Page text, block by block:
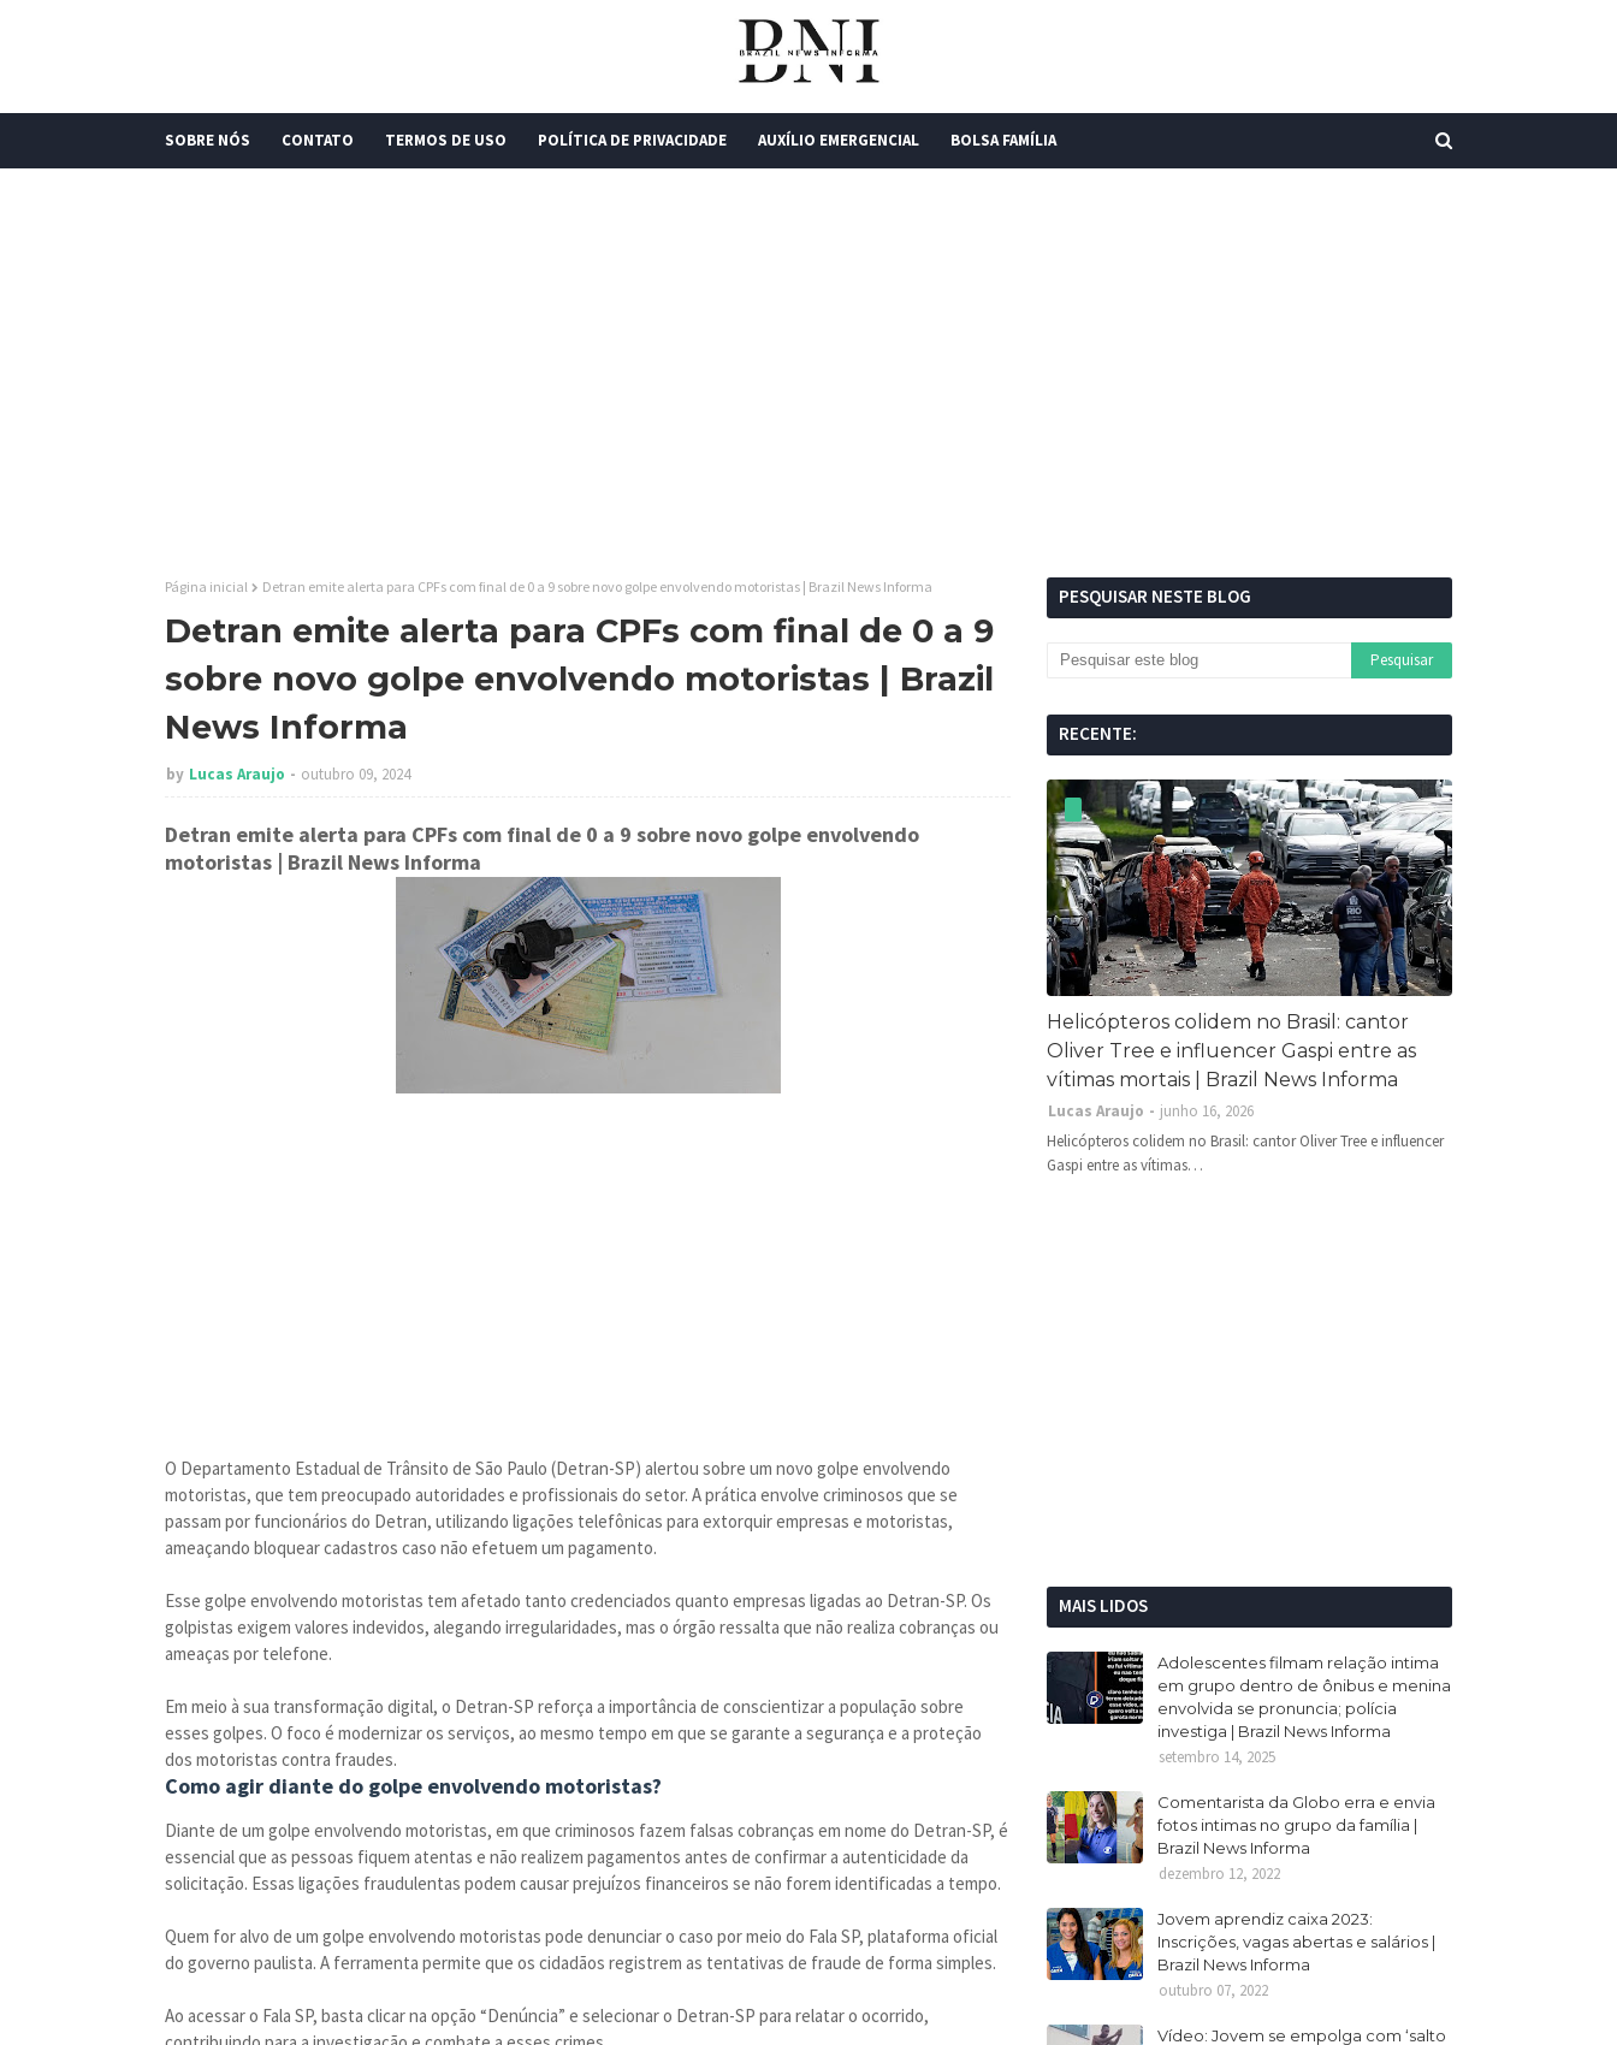
SOBRE NÓS CONTATO TERMOS DE USO POLÍTICA DE PRIVACIDADE AUXÍLIO EMERGENCIAL BOLSA FAMÍLIA
Página inicial Detran emite alerta para CPFs com final de 0 a 9 sobre novo golpe envolvendo motoristas | Brazil News Informa
Detran emite alerta para CPFs com final de 0 a 9
sobre novo golpe envolvendo motoristas | Brazil
News Informa
by Lucas Araujo outubro 09, 2024
Detran emite alerta para CPFs com final de 0 a 9 sobre novo golpe envolvendo
motoristas | Brazil News Informa
O Departamento Estadual de Trânsito de São Paulo (Detran-SP) alertou sobre um novo golpe envolvendo
motoristas, que tem preocupado autoridades e profissionais do setor. A prática envolve criminosos que se
passam por funcionários do Detran, utilizando ligações telefônicas para extorquir empresas e motoristas,
ameaçando bloquear cadastros caso não efetuem um pagamento.
Esse golpe envolvendo motoristas tem afetado tanto credenciados quanto empresas ligadas ao Detran-SP. Os
golpistas exigem valores indevidos, alegando irregularidades, mas o órgão ressalta que não realiza cobranças ou
ameaças por telefone.
Em meio à sua transformação digital, o Detran-SP reforça a importância de conscientizar a população sobre
esses golpes. O foco é modernizar os serviços, ao mesmo tempo em que se garante a segurança e a proteção
dos motoristas contra fraudes.
Como agir diante do golpe envolvendo motoristas?
Diante de um golpe envolvendo motoristas, em que criminosos fazem falsas cobranças em nome do Detran-SP, é
essencial que as pessoas fiquem atentas e não realizem pagamentos antes de confirmar a autenticidade da
solicitação. Essas ligações fraudulentas podem causar prejuízos financeiros se não forem identificadas a tempo.
Quem for alvo de um golpe envolvendo motoristas pode denunciar o caso por meio do Fala SP, plataforma oficial
do governo paulista. A ferramenta permite que os cidadãos registrem as tentativas de fraude de forma simples.
Ao acessar o Fala SP, basta clicar na opção “Denúncia” e selecionar o Detran-SP para relatar o ocorrido,
PESQUISAR NESTE BLOG
RECENTE:
Helicópteros colidem no Brasil: cantor
Oliver Tree e influencer Gaspi entre as
vítimas mortais | Brazil News Informa
Lucas Araujo
junho 16, 2026
Helicópteros colidem no Brasil: cantor Oliver Tree e influencer
Gaspi entre as vítimas…
MAIS LIDOS
Adolescentes filmam relação intima
em grupo dentro de ônibus e menina
envolvida se pronuncia; polícia
investiga | Brazil News Informa
setembro 14, 2025
Comentarista da Globo erra e envia
fotos intimas no grupo da família |
Brazil News Informa
dezembro 12, 2022
Jovem aprendiz caixa 2023:
Inscrições, vagas abertas e salários |
Brazil News Informa
outubro 07, 2022
Vídeo: Jovem se empolga com ‘salto